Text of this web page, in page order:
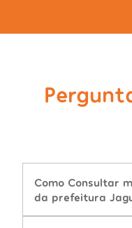
Como Consultar
da prefeitura